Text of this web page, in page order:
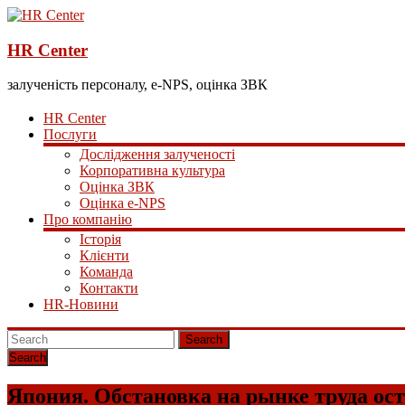
HR Center
залученість персоналу, e-NPS, оцінка ЗВК
HR Center
Послуги
Дослідження залученості
Корпоративна культура
Оцінка ЗВК
Оцінка e-NPS
Про компанію
Історія
Клієнти
Команда
Контакти
HR-Новини
Search
Япония. Обстановка на рынке труда